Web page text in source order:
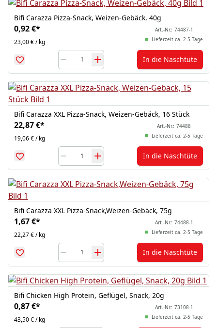
Bifi Carazza Pizza-Snack, Weizen-Gebäck, 40g
0,92 €*
23,00 € / kg
Art.-Nr.: 74487-1
Lieferzeit ca. 2-5 Tage
In die Naschtüte
Bifi Carazza XXL Pizza-Snack, Weizen-Gebäck, 16 Stück
22,87 €*
19,06 € / kg
Art.-Nr.: 74488
Lieferzeit ca. 2-5 Tage
In die Naschtüte
Bifi Carazza XXL Pizza-Snack,Weizen-Gebäck, 75g
1,67 €*
22,27 € / kg
Art.-Nr.: 74488-1
Lieferzeit ca. 2-5 Tage
In die Naschtüte
Bifi Chicken High Protein, Geflügel, Snack, 20g
0,87 €*
43,50 € / kg
Art.-Nr.: 73108-1
Lieferzeit ca. 2-5 Tage